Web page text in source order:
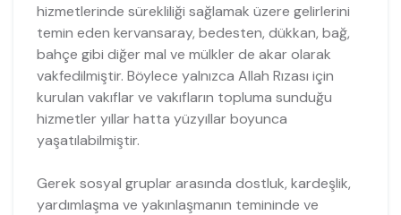
hizmetlerinde sürekliliği sağlamak üzere gelirlerini
temin eden kervansaray, bedesten, dükkan, bağ,
bahçe gibi diğer mal ve mülkler de akar olarak
vakfedilmiştir. Böylece yalnızca Allah Rızası için
kurulan vakıflar ve vakıfların topluma sunduğu
hizmetler yıllar hatta yüzyıllar boyunca
yaşatılabilmiştir.
Gerek sosyal gruplar arasında dostluk, kardeşlik,
yardımlaşma ve yakınlaşmanın temininde ve